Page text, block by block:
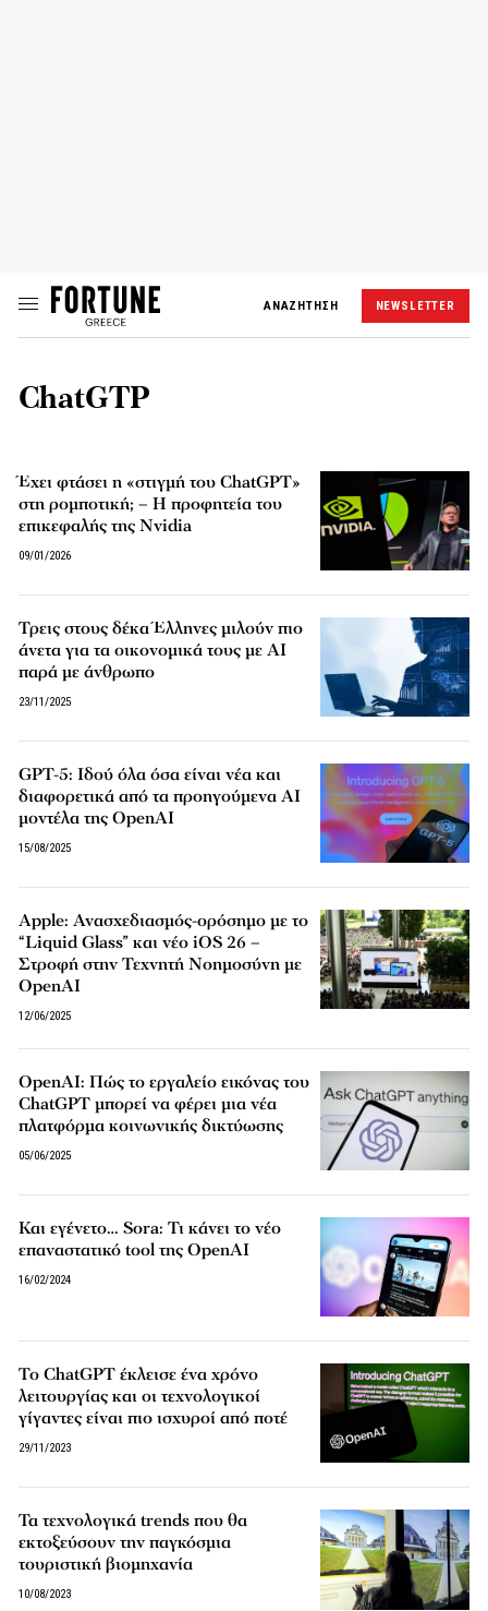
ΑΝΑΖΗΤΗΣΗ NEWSLETTER
ChatGTP
Έχει φτάσει η «στιγμή του ChatGPT»
στη ρομποτική; – Η προφητεία του
επικεφαλής της Nvidia
09/01/2026
Τρεις στους δέκα Έλληνες μιλούν πιο
άνετα για τα οικονομικά τους με AI
παρά με άνθρωπο
23/11/2025
GPT-5: Ιδού όλα όσα είναι νέα και
διαφορετικά από τα προηγούμενα AI
μοντέλα της OpenAI
15/08/2025
Apple: Ανασχεδιασμός-ορόσημο με το
“Liquid Glass” και νέο iOS 26 –
Στροφή στην Τεχνητή Νοημοσύνη με
OpenAI
12/06/2025
OpenAI: Πώς το εργαλείο εικόνας του
ChatGPT μπορεί να φέρει μια νέα
πλατφόρμα κοινωνικής δικτύωσης
05/06/2025
Και εγένετο… Sora: Τι κάνει το νέο
επαναστατικό tool της OpenAI
16/02/2024
Το ChatGPT έκλεισε ένα χρόνο
λειτουργίας και οι τεχνολογικοί
γίγαντες είναι πιο ισχυροί από ποτέ
29/11/2023
Τα τεχνολογικά trends που θα
εκτοξεύσουν την παγκόσμια
τουριστική βιομηχανία
10/08/2023